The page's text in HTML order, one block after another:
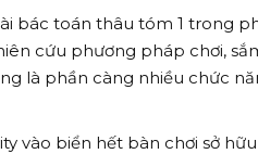
bác toán thâu tóm 1 trong
cứu phương pháp chơi,
là phần càng nhiều chức
vào biển hết bàn chơi sở